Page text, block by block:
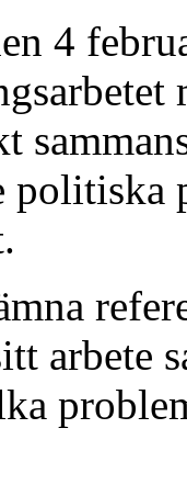
4
arbete